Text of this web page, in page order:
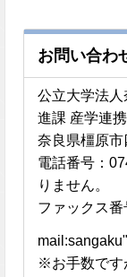
お問い合わ
公立大学法
進課 産学連
奈良県橿原
電話番号：
りません。
ファックス
※お手数です